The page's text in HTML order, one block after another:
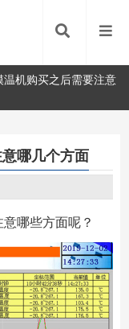
温机购买之后需要注意
哪几个方面
哪些方面呢？